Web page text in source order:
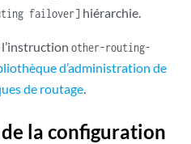
failover] hiérarchie.
other-routing-
d’administration de
de routage
la configuration